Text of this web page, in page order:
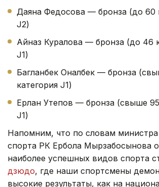
Даяна Федосова — бронза (до 60
J2)
Айназ Куралова — бронза (до 46
J1)
Багланбек Оналбек — бронза
категория J1)
Ерлан Утепов — бронза (свыше 95
J1)
Напомним, что по словам
спорта РК Ербола Мырзабосынова
наиболее успешных видов спорта
дзюдо, где наши спортсмены
высокие результаты, как на